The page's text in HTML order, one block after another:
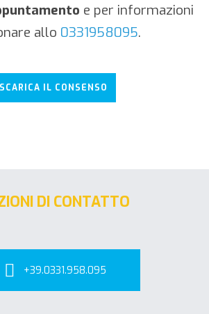
e per informazioni
allo 0331958095.
SCARICA IL CONSENSO
DI CONTATTO
+39.0331.958.095